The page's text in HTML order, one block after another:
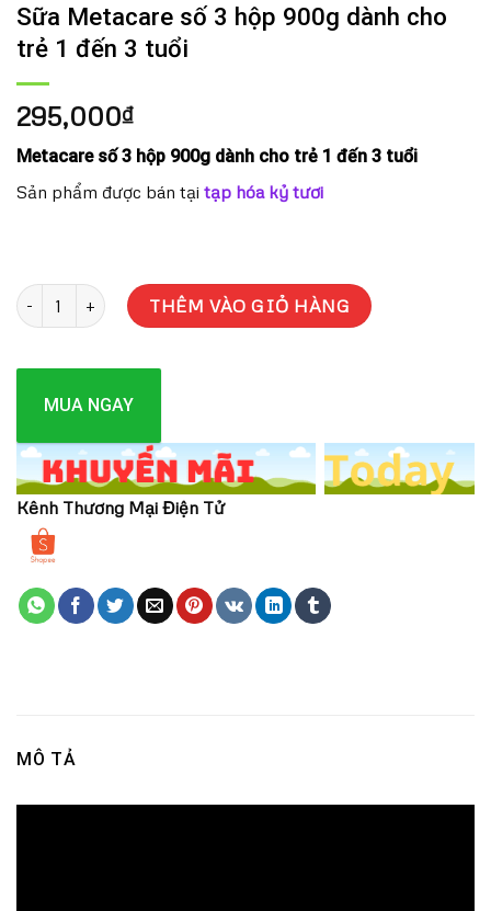
Sữa Metacare số 3 hộp 900g dành cho
trẻ 1 đến 3 tuổi
295,000₫
Metacare số 3 hộp 900g dành cho trẻ 1 đến 3 tuổi
Sản phẩm được bán tại tạp hóa kỷ tươi
Sữa Metacare số 3 hộp 900g dành cho trẻ 1 đến 3 tuổi số lượng
THÊM VÀO GIỎ HÀNG
MUA NGAY
Kênh Thương Mại Điện Tử
MÔ TẢ